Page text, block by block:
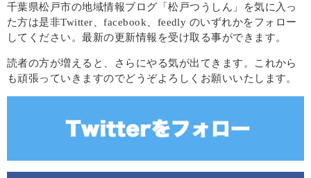
千葉県松戸市の地域情報ブログ「松戸つうしん」を気に入っ
た方は是非Twitter、facebook、feedly のいずれかをフォロー
してください。最新の更新情報を受け取る事ができます。
読者の方が増えると、さらにやる気が出てきます。これから
も頑張っていきますのでどうぞよろしくお願いいたします。